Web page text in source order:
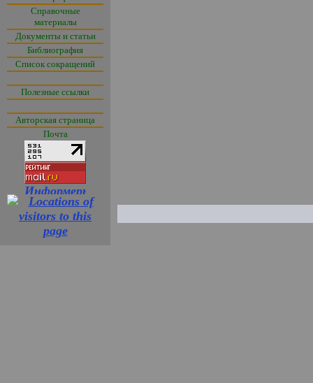
Справочные
материалы
Документы и статьи
Библиография
Список сокращений
Полезные ссылки
Авторская страница
Почта